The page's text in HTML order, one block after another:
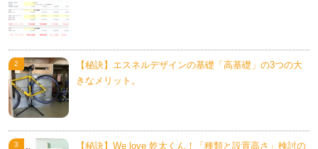
【秘訣】エスネルデザインの基礎「高基礎」の3つの大
きなメリット。
【秘訣】We love 乾太くん！「種類と設置高さ」検討の